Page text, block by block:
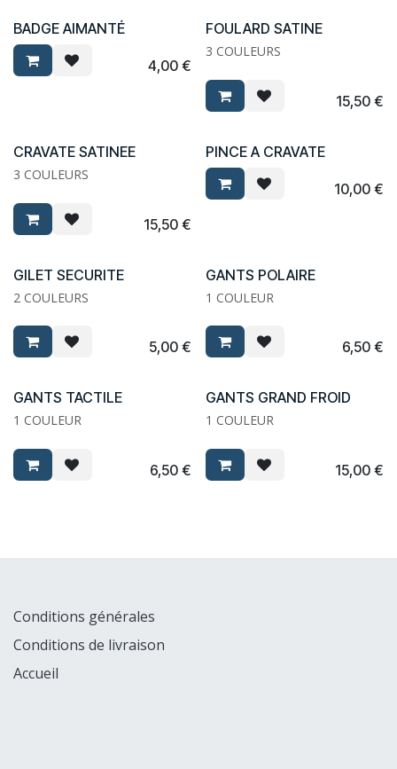
BADGE AIMANTÉ
4,00€
FOULARD SATINE
3 COULEURS
15,50€
CRAVATE SATINEE
3 COULEURS
15,50€
PINCE A CRAVATE
10,00€
GILET SECURITE
2 COULEURS
5,00€
GANTS POLAIRE
1 COULEUR
6,50€
GANTS TACTILE
1 COULEUR
6,50€
GANTS GRAND FROID
1 COULEUR
15,00€
Conditions générales
Conditions de livraison
Accueil